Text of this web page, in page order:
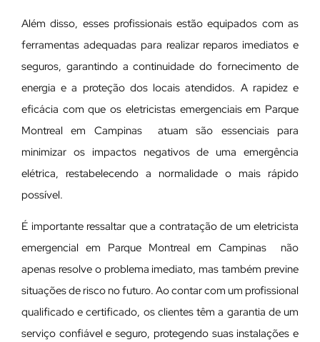
Além disso, esses profissionais estão equipados com as
ferramentas adequadas para realizar reparos imediatos e
seguros, garantindo a continuidade do fornecimento de
energia e a proteção dos locais atendidos. A rapidez e
eficácia com que os eletricistas emergenciais em Parque
Montreal em Campinas atuam são essenciais para
minimizar os impactos negativos de uma emergência
elétrica, restabelecendo a normalidade o mais rápido
possível.
É importante ressaltar que a contratação de um eletricista
emergencial em Parque Montreal em Campinas não
apenas resolve o problema imediato, mas também previne
situações de risco no futuro. Ao contar com um profissional
qualificado e certificado, os clientes têm a garantia de um
serviço confiável e seguro, protegendo suas instalações e